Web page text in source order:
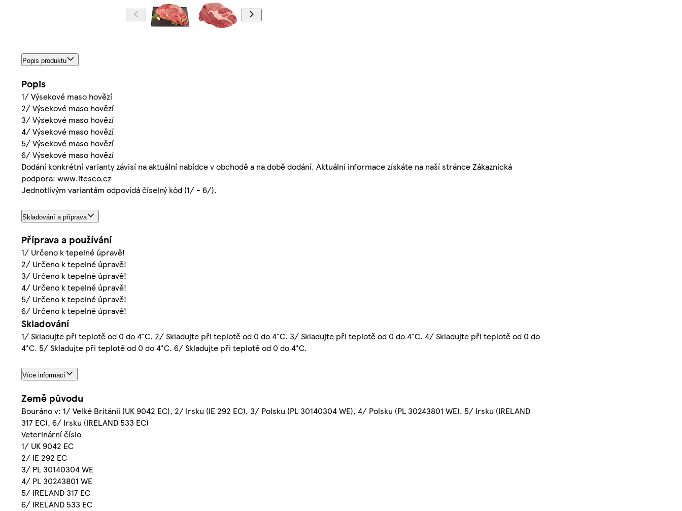
Popis produktu
Popis
1/ Výsekové maso hovězí
2/ Výsekové maso hovězí
3/ Výsekové maso hovězí
4/ Výsekové maso hovězí
5/ Výsekové maso hovězí
6/ Výsekové maso hovězí
Dodání konkrétní varianty závisí na aktuální nabídce v obchodě a na době dodání. Aktuální informace získáte na naší stránce Zákaznická
podpora: www.itesco.cz
Jednotlivým variantám odpovídá číselný kód (1/ - 6/).
Skladování a příprava
Příprava a používání
1/ Určeno k tepelné úpravě!
2/ Určeno k tepelné úpravě!
3/ Určeno k tepelné úpravě!
4/ Určeno k tepelné úpravě!
5/ Určeno k tepelné úpravě!
6/ Určeno k tepelné úpravě!
Skladování
1/ Skladujte při teplotě od 0 do 4°C. 2/ Skladujte při teplotě od 0 do 4°C. 3/ Skladujte při teplotě od 0 do 4°C. 4/ Skladujte při teplotě od 0 do
4°C. 5/ Skladujte při teplotě od 0 do 4°C. 6/ Skladujte při teplotě od 0 do 4°C.
Více informací
Země původu
Bouráno v: 1/ Velké Británii (UK 9042 EC), 2/ Irsku (IE 292 EC), 3/ Polsku (PL 30140304 WE), 4/ Polsku (PL 30243801 WE), 5/ Irsku (IRELAND
317 EC), 6/ Irsku (IRELAND 533 EC)
Veterinární číslo
1/ UK 9042 EC
2/ IE 292 EC
3/ PL 30140304 WE
4/ PL 30243801 WE
5/ IRELAND 317 EC
6/ IRELAND 533 EC